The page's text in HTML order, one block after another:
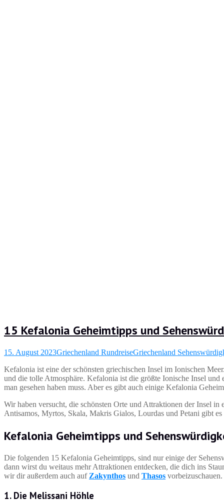
15 Kefalonia Geheimtipps und
15. August 2023Griechenland RundreiseGriechenland
Kefalonia ist eine der schönsten griechischen Insel im Ionischen
und die tolle Atmosphäre. Kefalonia ist die größte Ionische Insel
man gesehen haben muss. Aber es gibt auch einige Kefalonia
Wir haben versucht, die schönsten Orte und Attraktionen der Insel
Antisamos, Myrtos, Skala, Makris Gialos, Lourdas und Petani gibt
Kefalonia Geheimtipps und
Die folgenden 15 Kefalonia Geheimtipps, sind nur einige der
dann wirst du weitaus mehr Attraktionen entdecken, die dich ins
wir dir außerdem auch auf Zakynthos und Thasos vorbeizuschauen.
1. Die Melissani Höhle